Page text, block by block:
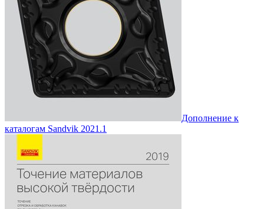
Дополнение к
каталогам Sandvik 2021.1